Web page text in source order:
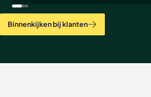
Binnenkijken bij klanten